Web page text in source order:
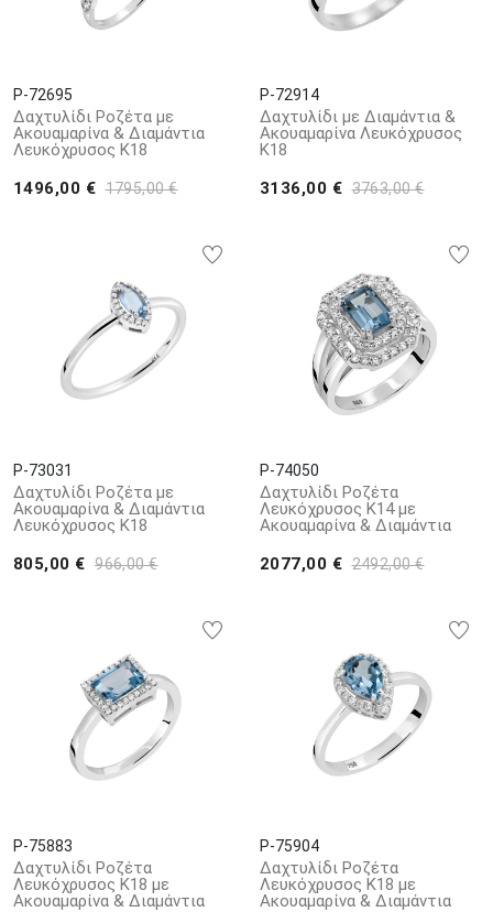
P-72695
Δαχτυλίδι Ροζέτα με
Ακουαμαρίνα & Διαμάντια
Λευκόχρυσος Κ18
1496,00 € 1795,00 €
P-72914
Δαχτυλίδι με Διαμάντια &
Ακουαμαρίνα Λευκόχρυσος
Κ18
3136,00 € 3763,00 €
P-73031
Δαχτυλίδι Ροζέτα με
Ακουαμαρίνα & Διαμάντια
Λευκόχρυσος Κ18
805,00 € 966,00 €
P-74050
Δαχτυλίδι Ροζέτα
Λευκόχρυσος Κ14 με
Ακουαμαρίνα & Διαμάντια
2077,00 € 2492,00 €
P-75883
Δαχτυλίδι Ροζέτα
Λευκόχρυσος Κ18 με
Ακουαμαρίνα & Διαμάντια
P-75904
Δαχτυλίδι Ροζέτα
Λευκόχρυσος Κ18 με
Ακουαμαρίνα & Διαμάντια